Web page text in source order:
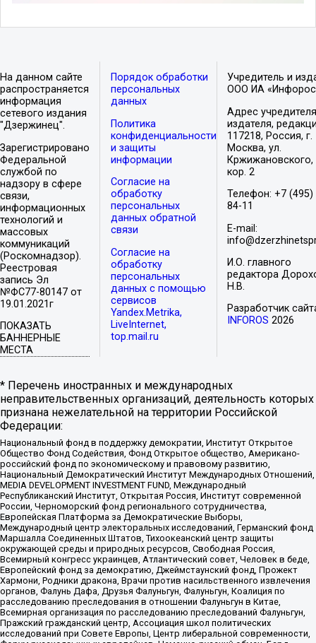
На данном сайте
распространяется
информация
сетевого издания
"Дзержинец".
Зарегистрировано
Федеральной
службой по
надзору в сфере
связи,
информационных
технологий и
массовых
коммуникаций
(Роскомнадзор).
Реестровая
запись Эл
№ФС77-80147 от
19.01.2021г
ПОКАЗАТЬ
БАННЕРНЫЕ
МЕСТА
Порядок обработки
персональных
данных
Политика
конфиденциальности
и защиты
информации
Согласие на
обработку
персональных
данных обратной
связи
Согласие на
обработку
персональных
данных с помощью
сервисов
Yandex.Metrika,
LiveInternet,
top.mail.ru
Учредитель и
ООО ИА
Адрес
издателя,
117218, Россия, г.
Москва, ул.
Кржижановского,
кор. 2
Телефон: +7 (495)
84-11
E-mail:
И.О. главного
редактора
Н.В.
Разработчик
INFOROS 2026
* Перечень иностранных и международных
неправительственных организаций, деятельность которых
признана нежелательной на территории Российской
Федерации:
Национальный фонд в поддержку демократии, Институт Открытое
Общество Фонд Содействия, Фонд Открытое общество, Американо-
российский фонд по экономическому и правовому развитию,
Национальный Демократический Институт Международных Отношений,
MEDIA DEVELOPMENT INVESTMENT FUND, Международный
Республиканский Институт, Открытая Россия, Институт современной
России, Черноморский фонд регионального сотрудничества,
Европейская Платформа за Демократические Выборы,
Международный центр электоральных исследований, Германский фонд
Маршалла Соединенных Штатов, Тихоокеанский центр защиты
окружающей среды и природных ресурсов, Свободная Россия,
Всемирный конгресс украинцев, Атлантический совет, Человек в беде,
Европейский фонд за демократию, Джеймстаунский фонд, Прожект
Хармони, Родники дракона, Врачи против насильственного извлечения
органов, Фалунь Дафа, Друзья Фалуньгун, Фалуньгун, Коалиция по
расследованию преследования в отношении Фалуньгун в Китае,
Всемирная организация по расследованию преследований Фалуньгун,
Пражский гражданский центр, Ассоциация школ политических
исследований при Совете Европы, Центр либеральной современности,